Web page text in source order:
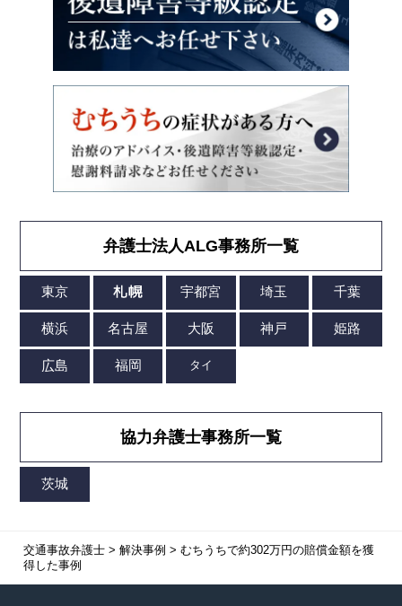
弁護士法人ALG事務所一覧
協力弁護士事務所一覧
交通事故弁護士> 解決事例 > むちうちで約302万円の賠償金額を獲
得した事例